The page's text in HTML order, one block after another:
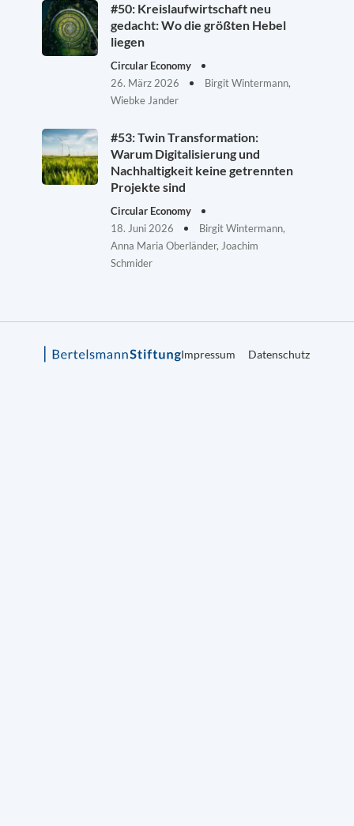
#50: Kreislaufwirtschaft neu
gedacht: Wo die größten Hebel
liegen
Circular Economy
26. März 2026
Birgit Wintermann,
Wiebke Jander
#53: Twin Transformation:
Warum Digitalisierung und
Nachhaltigkeit keine getrennten
Projekte sind
Circular Economy
18. Juni 2026
Birgit Wintermann,
Anna Maria Oberländer, Joachim
Schmider
Impressum Datenschutz